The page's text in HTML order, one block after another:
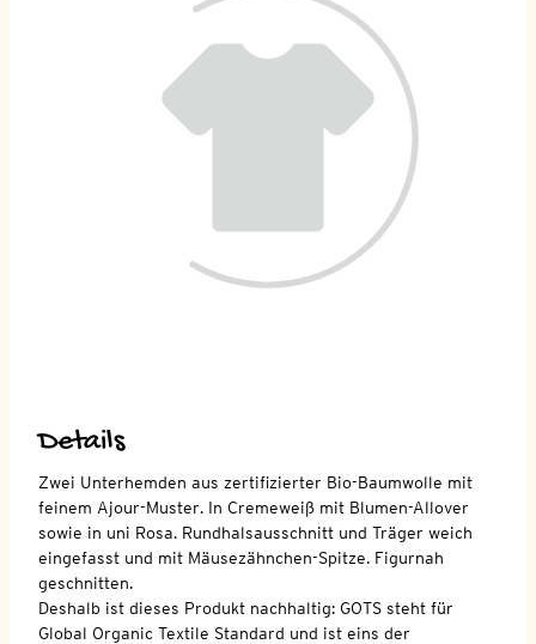
Details
Zwei Unterhemden aus zertifizierter Bio-Baumwolle mit
feinem Ajour-Muster. In Cremeweiß mit Blumen-Allover
sowie in uni Rosa. Rundhalsausschnitt und Träger weich
eingefasst und mit Mäusezähnchen-Spitze. Figurnah
geschnitten.
Deshalb ist dieses Produkt nachhaltig: GOTS steht für
Global Organic Textile Standard und ist eins der